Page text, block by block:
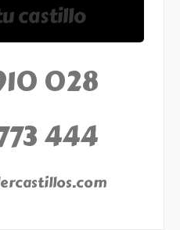
castillo
028
444